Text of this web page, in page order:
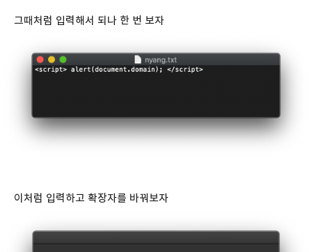
그때처럼 입력해서 되나 한 번 보자
이처럼 입력하고 확장자를 바꿔보자